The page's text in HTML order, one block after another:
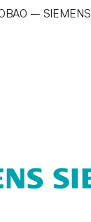
– SIEMENS